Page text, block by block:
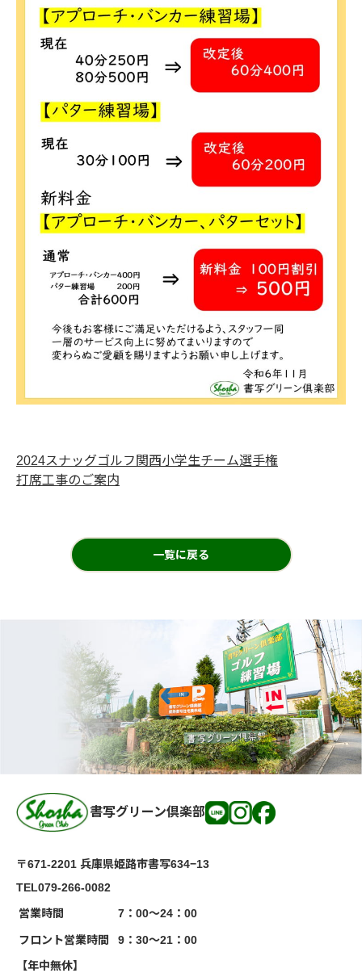
2024スナッグゴルフ関西小学生チーム選手権
打席工事のご案内
一覧に戻る
書写グリーン倶楽部
〒671-2201 兵庫県姫路市書写634−13
TEL079-266-0082
営業時間
7：00～24：00
フロント営業時間
9：30～21：00
【年中無休】